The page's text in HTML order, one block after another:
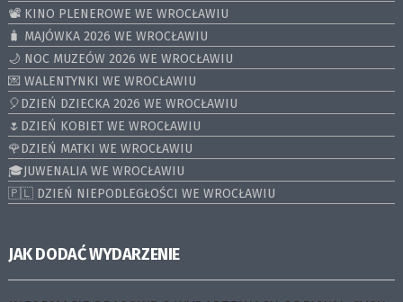
📽️ KINO PLENEROWE WE WROCŁAWIU
🧳 MAJÓWKA 2026 WE WROCŁAWIU
🌙 NOC MUZEÓW 2026 WE WROCŁAWIU
💌 WALENTYNKI WE WROCŁAWIU
🎈DZIEŃ DZIECKA 2026 WE WROCŁAWIU
🌷DZIEŃ KOBIET WE WROCŁAWIU
🌹DZIEŃ MATKI WE WROCŁAWIU
🎓JUWENALIA WE WROCŁAWIU
🇵🇱 DZIEŃ NIEPODLEGŁOŚCI WE WROCŁAWIU
JAK DODAĆ WYDARZENIE